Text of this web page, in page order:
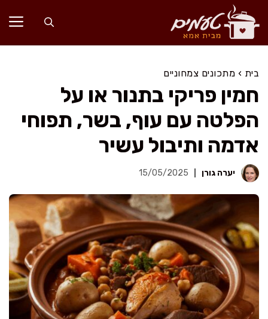
לדלג
לתוכן
בית › מתכונים צמחוניים
חמין פריקי בתנור או על
הפלטה עם עוף, בשר, תפוחי
אדמה ותיבול עשיר
יערה גורן 15/05/2025